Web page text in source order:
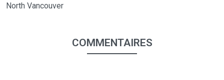
North Vancouver
COMMENTAIRES